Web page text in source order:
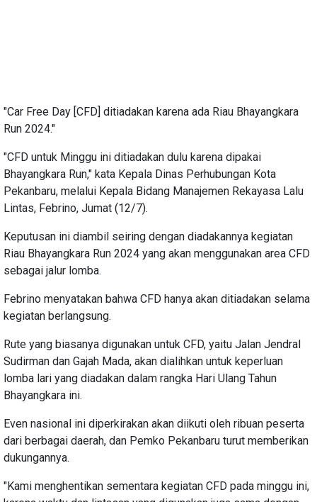
"Car Free Day [CFD] ditiadakan karena ada Riau Bhayangkara
Run 2024."
"CFD untuk Minggu ini ditiadakan dulu karena dipakai
Bhayangkara Run," kata Kepala Dinas Perhubungan Kota
Pekanbaru, melalui Kepala Bidang Manajemen Rekayasa Lalu
Lintas, Febrino, Jumat (12/7).
Keputusan ini diambil seiring dengan diadakannya kegiatan
Riau Bhayangkara Run 2024 yang akan menggunakan area CFD
sebagai jalur lomba.
Febrino menyatakan bahwa CFD hanya akan ditiadakan selama
kegiatan berlangsung.
Rute yang biasanya digunakan untuk CFD, yaitu Jalan Jendral
Sudirman dan Gajah Mada, akan dialihkan untuk keperluan
lomba lari yang diadakan dalam rangka Hari Ulang Tahun
Bhayangkara ini.
Even nasional ini diperkirakan akan diikuti oleh ribuan peserta
dari berbagai daerah, dan Pemko Pekanbaru turut memberikan
dukungannya.
"Kami menghentikan sementara kegiatan CFD pada minggu ini,